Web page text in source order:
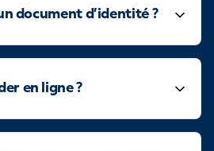
document d’identité ?
en ligne ?